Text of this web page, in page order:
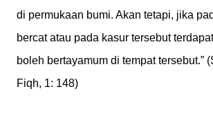
di permukaan bumi. Akan tetapi, jika
bercat atau pada kasur tersebut
boleh bertayamum di tempat tersebut.”
Fiqh, 1: 148)